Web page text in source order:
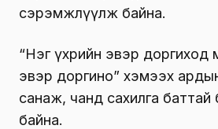
сэрэмжлүүлж байна.
“Нэг үхрийн эвэр доргиход
эвэр доргино” хэмээх
санаж, чанд сахилга
байна.